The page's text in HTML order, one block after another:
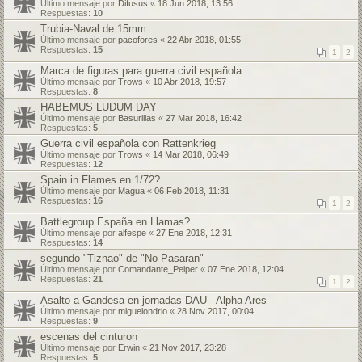
Último mensaje por Difusus « 18 Jun 2018, 13:56
Respuestas: 10
Trubia-Naval de 15mm
Último mensaje por pacofores « 22 Abr 2018, 01:55
Respuestas: 15 1 2
Marca de figuras para guerra civil española
Último mensaje por Trows « 10 Abr 2018, 19:57
Respuestas: 8
HABEMUS LUDUM DAY
Último mensaje por Basurillas « 27 Mar 2018, 16:42
Respuestas: 5
Guerra civil española con Rattenkrieg
Último mensaje por Trows « 14 Mar 2018, 06:49
Respuestas: 12
Spain in Flames en 1/72?
Último mensaje por Magua « 06 Feb 2018, 11:31
Respuestas: 16 1 2
Battlegroup España en Llamas?
Último mensaje por alfespe « 27 Ene 2018, 12:31
Respuestas: 14
segundo "Tiznao" de "No Pasaran"
Último mensaje por Comandante_Peiper « 07 Ene 2018, 12:04
Respuestas: 21 1 2
Asalto a Gandesa en jornadas DAU - Alpha Ares
Último mensaje por miguelondrio « 28 Nov 2017, 00:04
Respuestas: 9
escenas del cinturon
Último mensaje por Erwin « 21 Nov 2017, 23:28
Respuestas: 5